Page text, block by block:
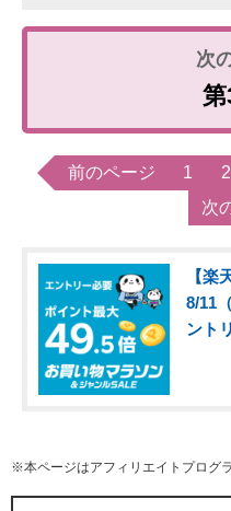
第
前のページ 1 2
次
【楽
8/11
ント
※本ページはアフィリエイトプログ